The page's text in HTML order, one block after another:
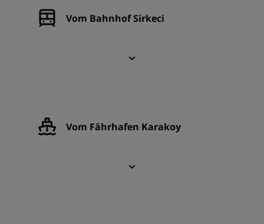
Vom Bahnhof Sirkeci
Vom Fährhafen Karakoy